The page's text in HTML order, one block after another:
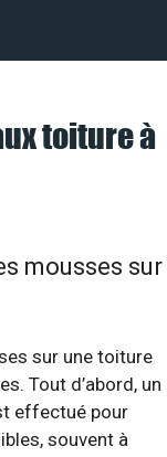
toiture à
mousses sur
sur une toiture
Tout d’abord, un
effectué pour
souvent à